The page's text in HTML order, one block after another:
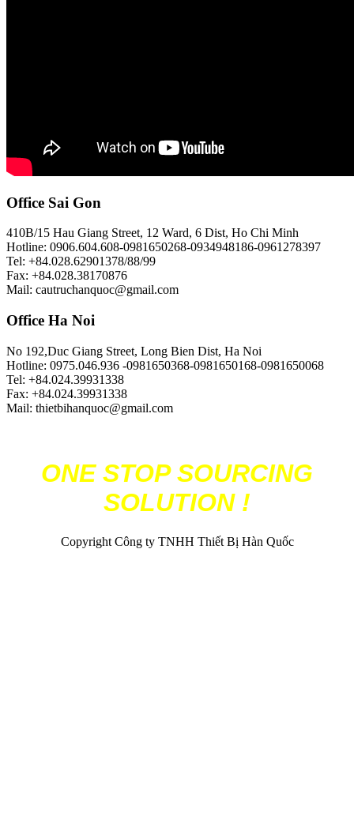
Office Sai Gon
410B/15 Hau Giang Street, 12 Ward, 6 Dist, Ho Chi Minh
Hotline: 0906.604.608-0981650268-0934948186-0961278397
Tel: +84.028.62901378/88/99
Fax: +84.028.38170876
Mail: cautruchanquoc@gmail.com
Office Ha Noi
No 192,Duc Giang Street, Long Bien Dist, Ha Noi
Hotline: 0975.046.936 -0981650368-0981650168-0981650068
Tel: +84.024.39931338
Fax: +84.024.39931338
Mail: thietbihanquoc@gmail.com
ONE STOP SOURCING
SOLUTION !
Copyright Công ty TNHH Thiết Bị Hàn Quốc